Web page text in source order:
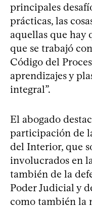
principales
prácticas, las
aquellas que hay
que se trabajó
Código del
aprendizajes y
integral”.
El abogado
participación de
del Interior, que
involucrados en
también de la
Poder Judicial y
como también la